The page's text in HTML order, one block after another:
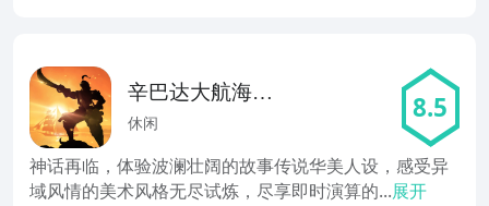
辛巴达大航海之
路
休闲 8.5
神话再临，体验波澜壮阔的故事传说华美人设，感受异
域风情的美术风格无尽试炼，尽享即时演算的...展开